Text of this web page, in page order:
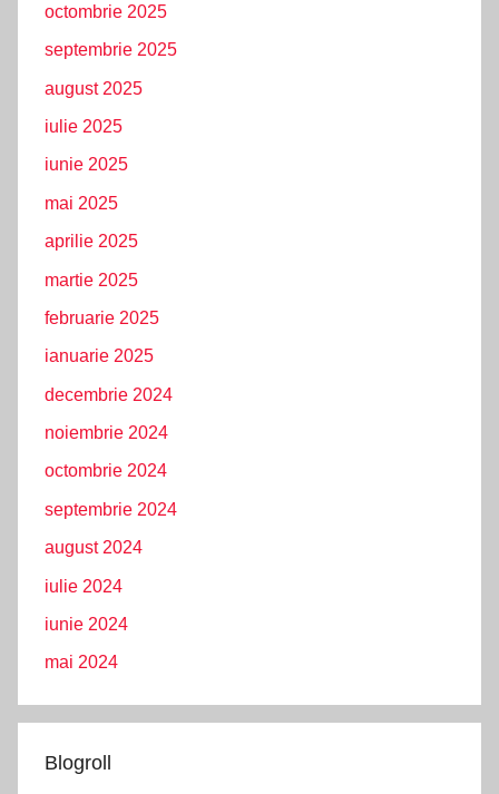
octombrie 2025
septembrie 2025
august 2025
iulie 2025
iunie 2025
mai 2025
aprilie 2025
martie 2025
februarie 2025
ianuarie 2025
decembrie 2024
noiembrie 2024
octombrie 2024
septembrie 2024
august 2024
iulie 2024
iunie 2024
mai 2024
Blogroll